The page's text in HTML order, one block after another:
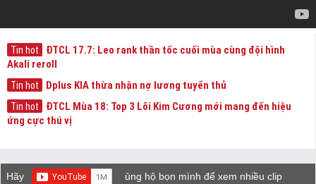
Tin hot
ĐTCL 17.7: Leo rank thần tốc cuối mùa cùng đội hình
Akali reroll
Tin hot Dplus KIA thừa nhận nợ lương tuyển thủ
Tin hot
ĐTCL Mùa 18: Top 3 Lõi Kim Cương mới mang đến hiệu
ứng cực thú vị
Hãy
ủng hộ bọn mình để xem nhiều clip